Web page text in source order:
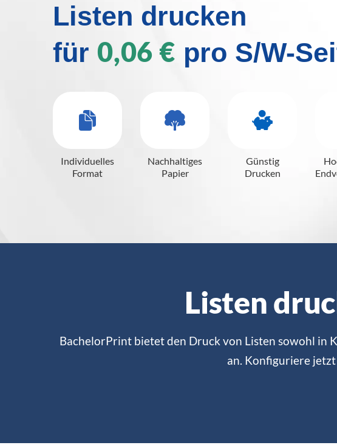
Listen drucken
für 0,06 € pro S/W-
Individuelles
Format
Nachhaltiges
Papier
Günstig
Drucken
Listen
BachelorPrint bietet den Druck von Listen sowohl in
an. Konfiguriere